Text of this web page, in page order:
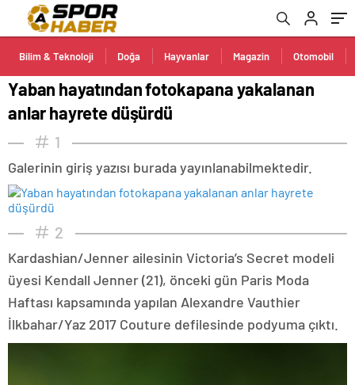
Bilim & Teknoloji Doğa Hayvanlar Magazin Otomobil
Yaban hayatından fotokapana yakalanan
anlar hayrete düşürdü
1
Galerinin giriş yazısı burada yayınlanabilmektedir.
2
Kardashian/Jenner ailesinin Victoria’s Secret modeli
üyesi Kendall Jenner (21), önceki gün Paris Moda
Haftası kapsamında yapılan Alexandre Vauthier
İlkbahar/Yaz 2017 Couture defilesinde podyuma çıktı.